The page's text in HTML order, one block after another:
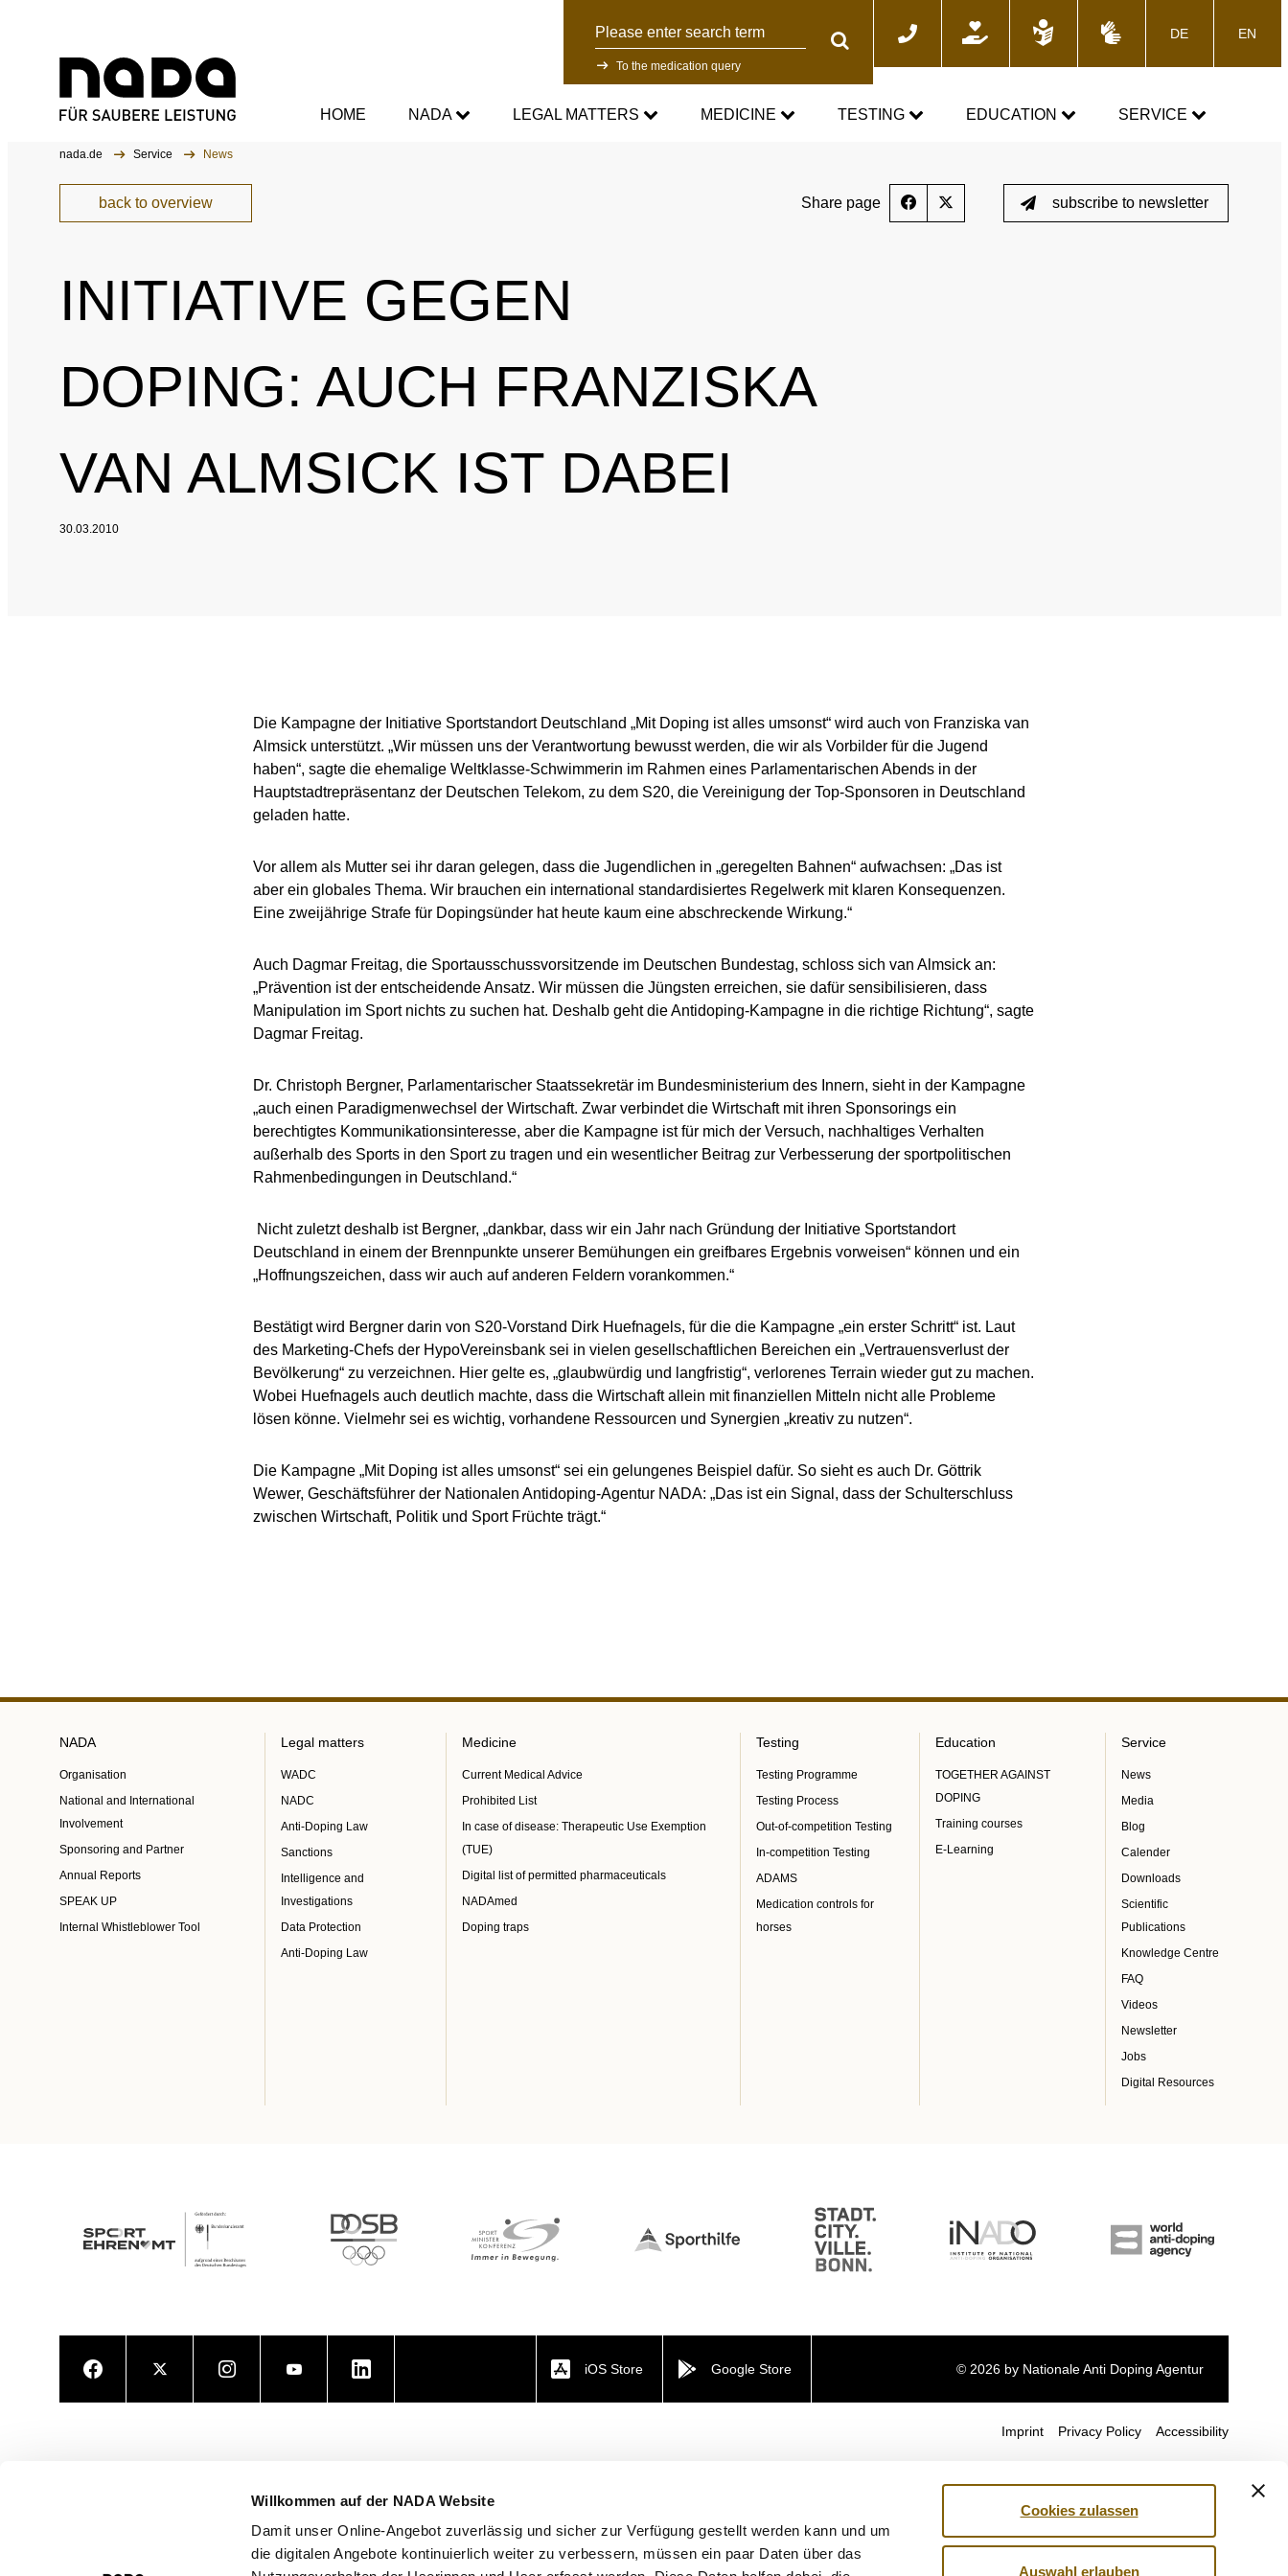
Willkommen auf der NADA Website
Damit unser Online-Angebot zuverlässig und sicher zur Verfügung gestellt werden kann und um
die digitalen Angebote kontinuierlich weiter zu verbessern, müssen ein paar Daten über das
Cookies zulassen
Auswahl erlauben
Jump to content
Search
Search
To the medication query
DE EN
HOME NADA
Executive Board
Commissions
National and International Involvement
LEGAL MATTERS
NADC
Sanctions
Results management
Anti-Doping Law
MEDICINE
Prohibited List
Important changes to the 2026 Prohibited List
NADAmed
Doping traps
TESTING
Testing Programme
Participants in the control process
ADAMS
Medication controls for horses
EDUCATION
TOGETHER AGAINST DOPING
SERVICE
News
You are here:
nada.de Service News
back to overview Share page subscribe to newsletter
INITIATIVE GEGEN
DOPING: AUCH FRANZISKA
VAN ALMSICK IST DABEI
30.03.2010
Die Kampagne der Initiative Sportstandort Deutschland „Mit Doping ist alles umsonst“ wird auch von Franziska van
Almsick unterstützt. „Wir müssen uns der Verantwortung bewusst werden, die wir als Vorbilder für die Jugend
haben“, sagte die ehemalige Weltklasse-Schwimmerin im Rahmen eines Parlamentarischen Abends in der
Hauptstadtrepräsentanz der Deutschen Telekom, zu dem S20, die Vereinigung der Top-Sponsoren in Deutschland
geladen hatte.
Vor allem als Mutter sei ihr daran gelegen, dass die Jugendlichen in „geregelten Bahnen“ aufwachsen: „Das ist
aber ein globales Thema. Wir brauchen ein international standardisiertes Regelwerk mit klaren Konsequenzen.
Eine zweijährige Strafe für Dopingsünder hat heute kaum eine abschreckende Wirkung.“
Auch Dagmar Freitag, die Sportausschussvorsitzende im Deutschen Bundestag, schloss sich van Almsick an:
„Prävention ist der entscheidende Ansatz. Wir müssen die Jüngsten erreichen, sie dafür sensibilisieren, dass
Manipulation im Sport nichts zu suchen hat. Deshalb geht die Antidoping-Kampagne in die richtige Richtung“, sagte
Dagmar Freitag.
Dr. Christoph Bergner, Parlamentarischer Staatssekretär im Bundesministerium des Innern, sieht in der Kampagne
„auch einen Paradigmenwechsel der Wirtschaft. Zwar verbindet die Wirtschaft mit ihren Sponsorings ein
berechtigtes Kommunikationsinteresse, aber die Kampagne ist für mich der Versuch, nachhaltiges Verhalten
außerhalb des Sports in den Sport zu tragen und ein wesentlicher Beitrag zur Verbesserung der sportpolitischen
Rahmenbedingungen in Deutschland.“
Nicht zuletzt deshalb ist Bergner, „dankbar, dass wir ein Jahr nach Gründung der Initiative Sportstandort
Deutschland in einem der Brennpunkte unserer Bemühungen ein greifbares Ergebnis vorweisen“ können und ein
„Hoffnungszeichen, dass wir auch auf anderen Feldern vorankommen.“
Bestätigt wird Bergner darin von S20-Vorstand Dirk Huefnagels, für die die Kampagne „ein erster Schritt“ ist. Laut
des Marketing-Chefs der HypoVereinsbank sei in vielen gesellschaftlichen Bereichen ein „Vertrauensverlust der
Bevölkerung“ zu verzeichnen. Hier gelte es, „glaubwürdig und langfristig“, verlorenes Terrain wieder gut zu machen.
Wobei Huefnagels auch deutlich machte, dass die Wirtschaft allein mit finanziellen Mitteln nicht alle Probleme
lösen könne. Vielmehr sei es wichtig, vorhandene Ressourcen und Synergien „kreativ zu nutzen“.
Die Kampagne „Mit Doping ist alles umsonst“ sei ein gelungenes Beispiel dafür. So sieht es auch Dr. Göttrik
Wewer, Geschäftsführer der Nationalen Antidoping-Agentur NADA: „Das ist ein Signal, dass der Schulterschluss
zwischen Wirtschaft, Politik und Sport Früchte trägt.“
NADA
Organisation
National and International
Involvement
Sponsoring and Partner
Annual Reports
SPEAK UP
Internal Whistleblower Tool
Legal matters
WADC
NADC
Anti-Doping Law
Sanctions
Intelligence and
Investigations
Data Protection
Anti-Doping Law
Medicine
Current Medical Advice
Prohibited List
In case of disease: Therapeutic Use Exemption
(TUE)
Digital list of permitted pharmaceuticals
NADAmed
Doping traps
Testing
Testing Programme
Testing Process
Out-of-competition Testing
In-competition Testing
ADAMS
Medication controls for
horses
Education
TOGETHER AGAINST
DOPING
Training courses
E-Learning
Service
News
Media
Blog
Calender
Downloads
Scientific
Publications
Knowledge Centre
FAQ
Videos
Newsletter
Jobs
Digital Resources
Facebook Twitter Instagram Youtube LinkedIn iOS Store Google Store © 2026 by Nationale Anti Doping Agentur
Imprint Privacy Policy Accessibility